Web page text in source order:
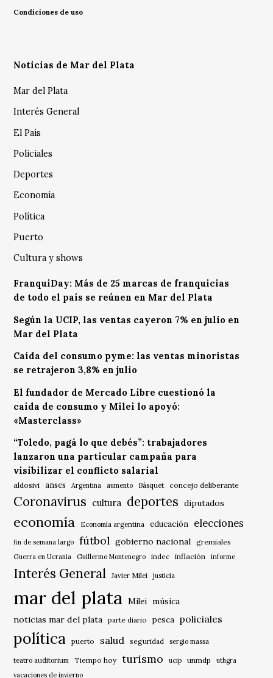
Condiciones de uso
Noticias de Mar del Plata
Mar del Plata
Interés General
El País
Policiales
Deportes
Economía
Política
Puerto
Cultura y shows
FranquiDay: Más de 25 marcas de franquicias
de todo el país se reúnen en Mar del Plata
Según la UCIP, las ventas cayeron 7% en julio en
Mar del Plata
Caída del consumo pyme: las ventas minoristas
se retrajeron 3,8% en julio
El fundador de Mercado Libre cuestionó la
caída de consumo y Milei lo apoyó:
«Masterclass»
“Toledo, pagá lo que debés”: trabajadores
lanzaron una particular campaña para
visibilizar el conflicto salarial
aldosivi anses Argentina aumento Básquet concejo deliberante
Coronavirus cultura deportes diputados
economía Economía argentina educación elecciones
fin de semana largo fútbol gobierno nacional gremiales
Guerra en Ucrania Guillermo Montenegro indec inflación informe
Interés General Javier Milei justicia
mar del plata Milei música
noticias mar del plata
parte diario pesca policiales
política puerto salud seguridad sergio massa
teatro auditorium Tiempo hoy turismo ucip unmdp
uthgra
vacaciones de invierno